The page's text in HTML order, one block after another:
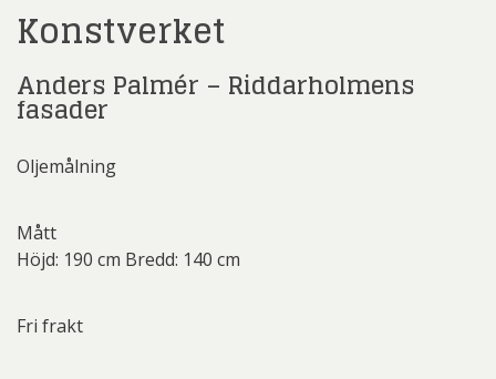
Konstverket
Anders Palmér – Riddarholmens
fasader
Oljemålning
Mått
Höjd: 190 cm Bredd: 140 cm
Fri frakt